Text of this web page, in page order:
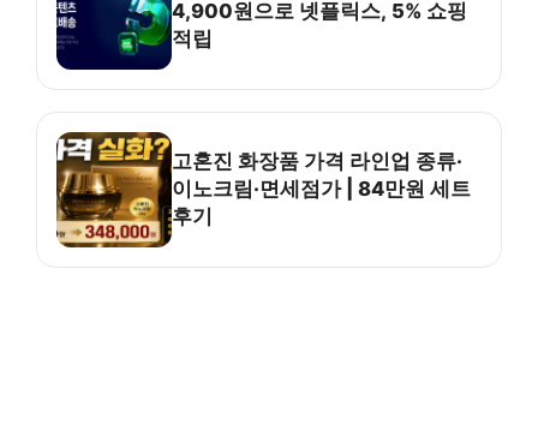
4,900원으로 넷플릭스, 5% 쇼핑
적립
고혼진 화장품 가격 라인업 종류·
이노크림·면세점가 | 84만원 세트
후기